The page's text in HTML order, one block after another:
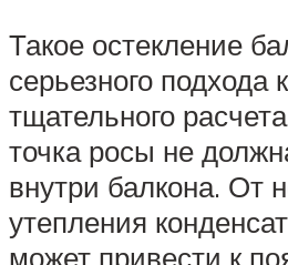
Такое остекление
серьезного подхода
тщательного
точка росы не
внутри балкона. От
утепления
может привести к